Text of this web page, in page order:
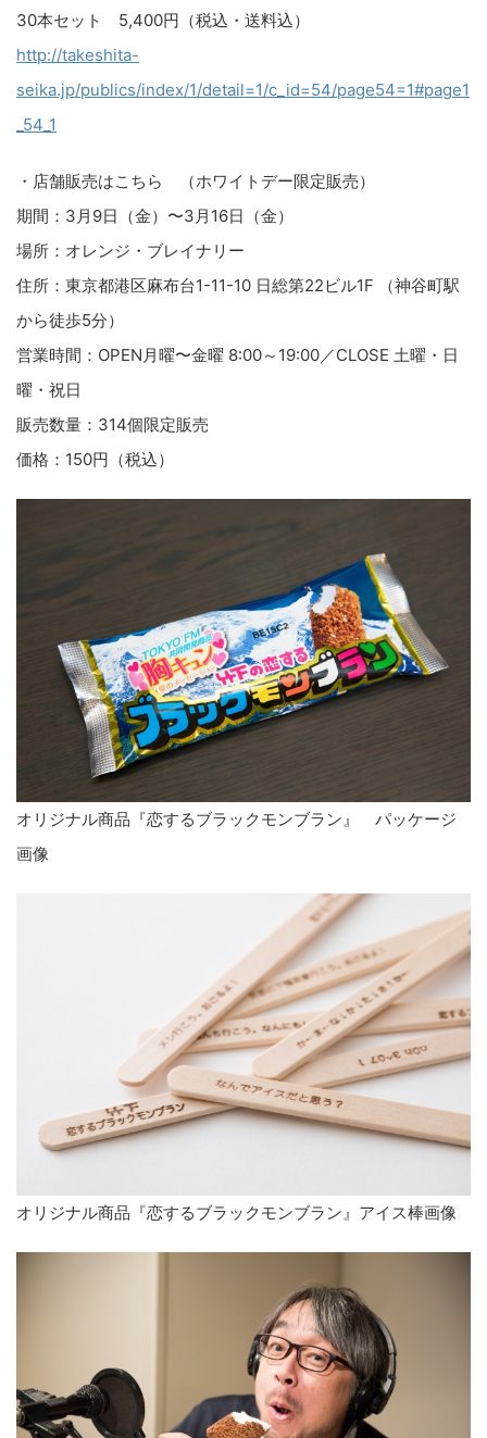
30本セット 5,400円（税込・送料込）
http://takeshita-
seika.jp/publics/index/1/detail=1/c_id=54/page54=1#page1
_54_1
・店舗販売はこちら （ホワイトデー限定販売）
期間：3月9日（金）〜3月16日（金）
場所：オレンジ・ブレイナリー
住所：東京都港区麻布台1-11-10 日総第22ビル1F （神谷町駅
から徒歩5分）
営業時間：OPEN月曜〜金曜 8:00～19:00／CLOSE 土曜・日
曜・祝日
販売数量：314個限定販売
価格：150円（税込）
オリジナル商品『恋するブラックモンブラン』 パッケージ
画像
オリジナル商品『恋するブラックモンブラン』アイス棒画像